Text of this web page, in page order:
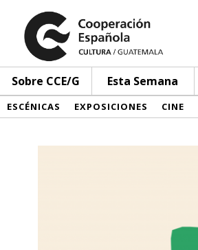
Sobre CCE/G Esta Semana
ESCÉNICAS EXPOSICIONES CINE